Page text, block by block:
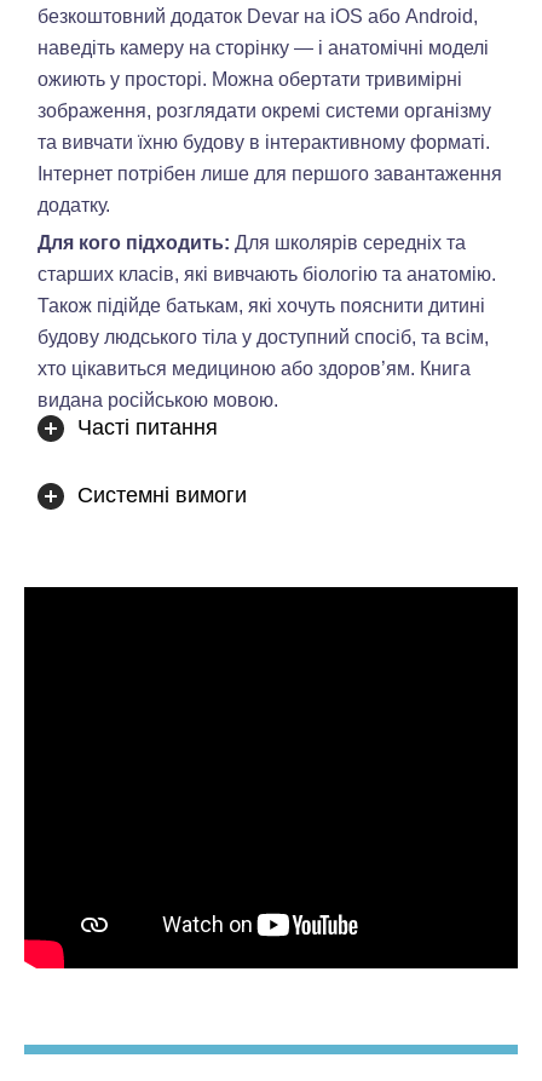
безкоштовний додаток Devar на iOS або Android,
наведіть камеру на сторінку — і анатомічні моделі
ожиють у просторі. Можна обертати тривимірні
зображення, розглядати окремі системи організму
та вивчати їхню будову в інтерактивному форматі.
Інтернет потрібен лише для першого завантаження
додатку.
Для кого підходить: Для школярів середніх та
старших класів, які вивчають біологію та анатомію.
Також підійде батькам, які хочуть пояснити дитині
будову людського тіла у доступний спосіб, та всім,
хто цікавиться медициною або здоров’ям. Книга
видана російською мовою.
Часті питання
Системні вимоги